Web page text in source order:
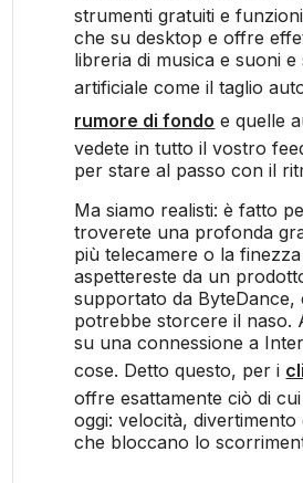
strumenti gratuiti e
che su desktop e offre
libreria di musica e suoni
artificiale come il taglio
rumore di fondo e quelle
vedete in tutto il vostro
per stare al passo con il
Ma siamo realisti: è fatto
troverete una profonda
più telecamere o la
aspettereste da un
supportato da
potrebbe storcere il naso.
su una connessione a
cose. Detto questo, per i
offre esattamente ciò di
oggi: velocità,
che bloccano lo